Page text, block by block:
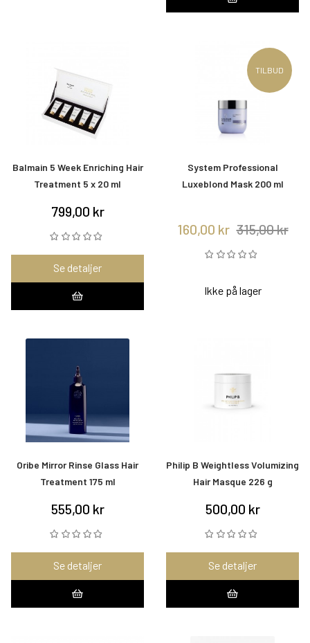
Balmain 5 Week Enriching Hair
Treatment 5 x 20 ml
799,00 kr
Se detaljer
TILBUD
System Professional
Luxeblond Mask 200 ml
160,00 kr 315,00 kr
Ikke på lager
Oribe Mirror Rinse Glass Hair
Treatment 175 ml
555,00 kr
Se detaljer
Philip B Weightless Volumizing
Hair Masque 226 g
500,00 kr
Se detaljer